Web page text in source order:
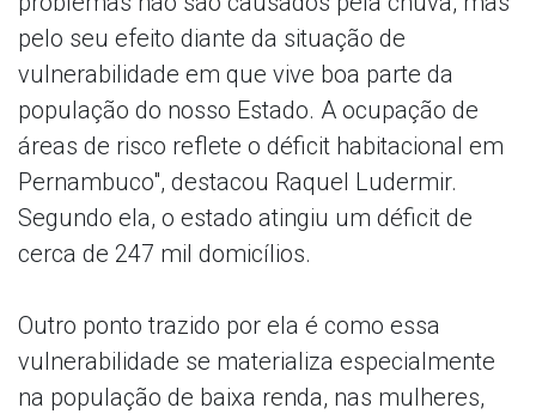
pelo seu efeito diante da situação de
vulnerabilidade em que vive boa parte da
população do nosso Estado. A ocupação de
áreas de risco reflete o déficit habitacional em
Pernambuco", destacou Raquel Ludermir.
Segundo ela, o estado atingiu um déficit de
cerca de 247 mil domicílios.
Outro ponto trazido por ela é como essa
vulnerabilidade se materializa especialmente
na população de baixa renda, nas mulheres,